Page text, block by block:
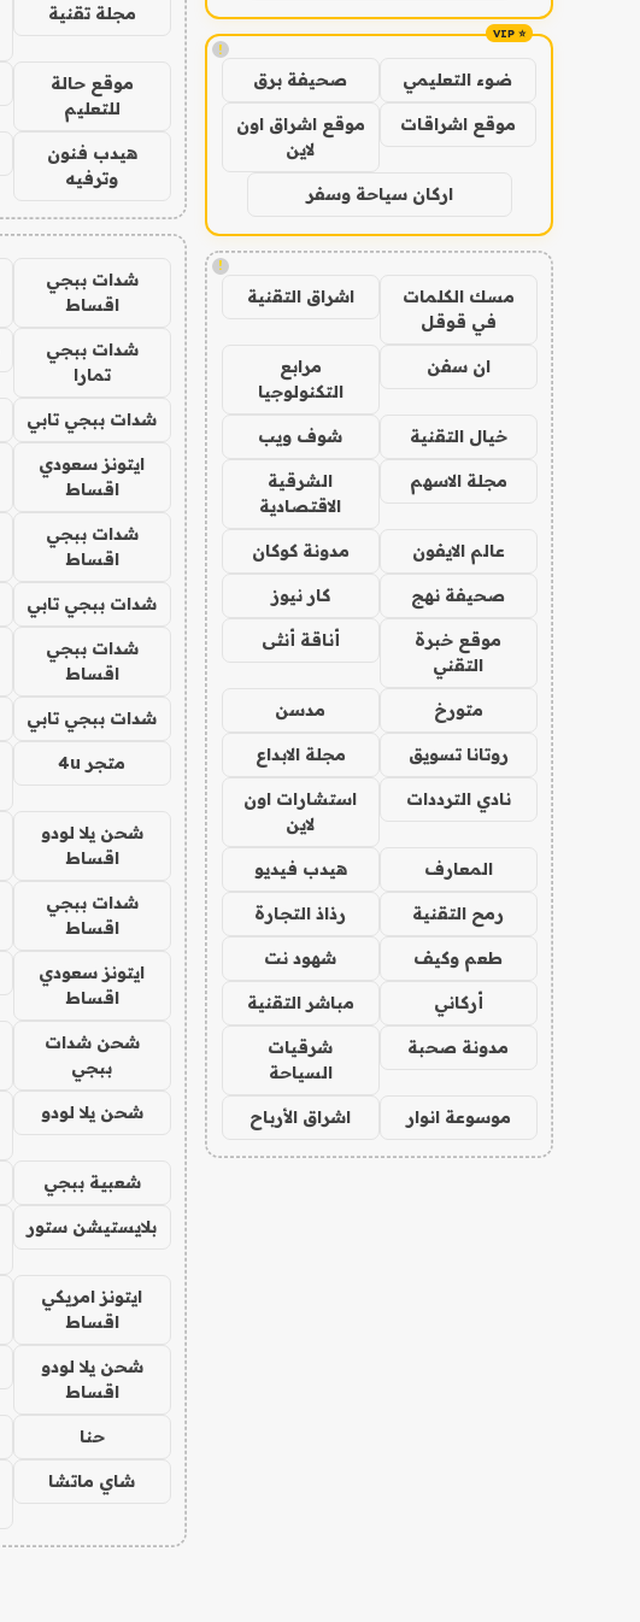
!
ضوء التعليمي صحيفة برق
موقع اشراقات
موقع اشراق اون
لاين
اركان سياحة وسفر
!
مسك الكلمات
في قوقل
اشراق التقنية
ان سفن
مرابع
التكنولوجيا
خيال التقنية شوف ويب
مجلة الاسهم
الشرقية
الاقتصادية
عالم الايفون مدونة كوكان
صحيفة نهج كار نيوز
موقع خبرة
التقني
أناقة أنثى
متورخ مدسن
روتانا تسويق مجلة الابداع
نادي الترددات
استشارات اون
لاين
المعارف هيدب فيديو
رمح التقنية رذاذ التجارة
طعم وكيف شهود نت
أركاني مباشر التقنية
مدونة صحبة
شرقيات
السياحة
موسوعة انوار اشراق الأرباح
مجلة تقنية
موقع حالة
للتعليم
هيدب فنون
وترفيه
شدات ببجي
اقساط
شدات ببجي
تمارا
شدات ببجي تابي
ايتونز سعودي
اقساط
شدات ببجي
اقساط
شدات ببجي تابي
شدات ببجي
اقساط
شدات ببجي تابي
متجر 4u
شحن يلا لودو
اقساط
شدات ببجي
اقساط
ايتونز سعودي
اقساط
شحن شدات
ببجي
شحن يلا لودو
شعبية ببجي
بلايستيشن ستور
ايتونز امريكي
اقساط
شحن يلا لودو
اقساط
حنا
شاي ماتشا